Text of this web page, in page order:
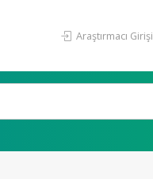
Araştırmacı Girişi